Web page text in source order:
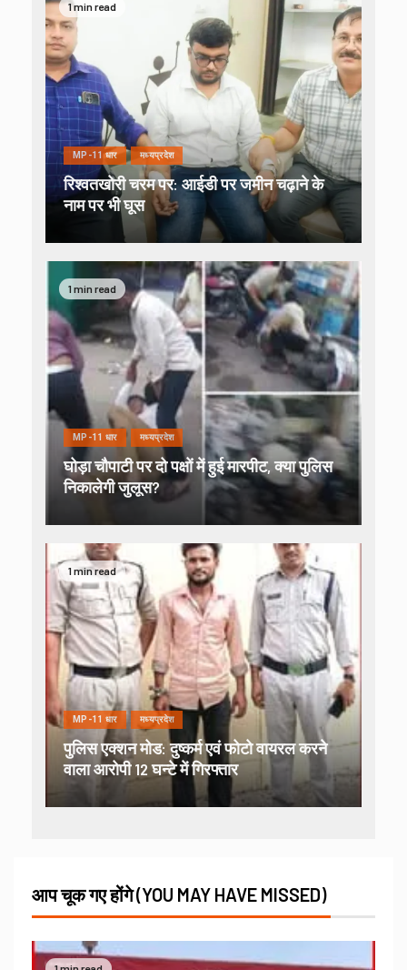
1 min read
MP-11 धार मध्यप्रदेश
रिश्वतखोरी चरम पर: आईडी पर जमीन चढ़ाने के
नाम पर भी घूस
1 min read
MP-11 धार मध्यप्रदेश
घोड़ा चौपाटी पर दो पक्षों में हुई मारपीट, क्या पुलिस
निकालेगी जुलूस?
1 min read
MP-11 धार मध्यप्रदेश
पुलिस एक्शन मोड: दुष्कर्म एवं फोटो वायरल करने
वाला आरोपी 12 घन्टे में गिरफ्तार
आप चूक गए होंगे (YOU MAY HAVE MISSED)